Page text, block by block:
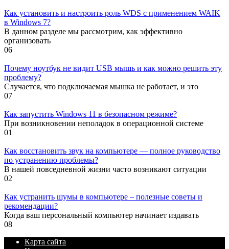
Как установить и настроить роль WDS с применением WAIK
в Windows 7?
В данном разделе мы рассмотрим, как эффективно
организовать
06
Почему ноутбук не видит USB мышь и как можно решить эту
проблему?
Случается, что подключаемая мышка не работает, и это
07
Как запустить Windows 11 в безопасном режиме?
При возникновении неполадок в операционной системе
01
Как восстановить звук на компьютере — полное руководство
по устранению проблемы?
В нашей повседневной жизни часто возникают ситуации
02
Как устранить шумы в компьютере – полезные советы и
рекомендации?
Когда ваш персональный компьютер начинает издавать
08
Карта сайта